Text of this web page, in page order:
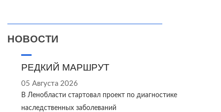
НОВОСТИ
РЕДКИЙ МАРШРУТ
05 Августа 2026
В Ленобласти стартовал проект по диагностике
наследственных заболеваний